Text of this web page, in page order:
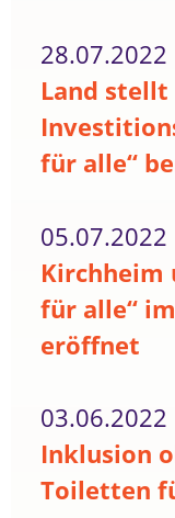
28.07.2022
Land stellt
für alle“
05.07.2022
Kirchheim
für alle“
eröffnet
03.06.2022
Inklusion
Toiletten